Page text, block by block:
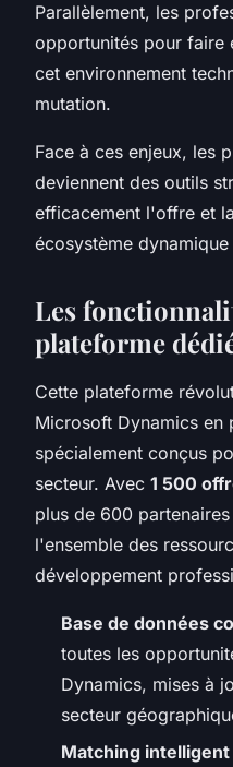
Parallèlement, les
opportunités pour faire
cet environnement
mutation.
Face à ces enjeux, les
deviennent des outils
efficacement l'offre et
écosystème
Les
plateforme
Cette plateforme
Microsoft Dynamics en
spécialement conçus
secteur. Avec 1 500
plus de 600
l'ensemble des
développement
Base de données
toutes les
Dynamics, mises à
secteur
Matching intelligent